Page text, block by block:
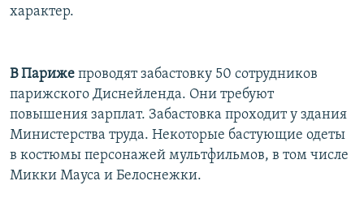
характер.
В Париже проводят забастовку 50 сотрудников
парижского Диснейленда. Они требуют
повышения зарплат. Забастовка проходит у здания
Министерства труда. Некоторые бастующие одеты
в костюмы персонажей мультфильмов, в том числе
Микки Мауса и Белоснежки.